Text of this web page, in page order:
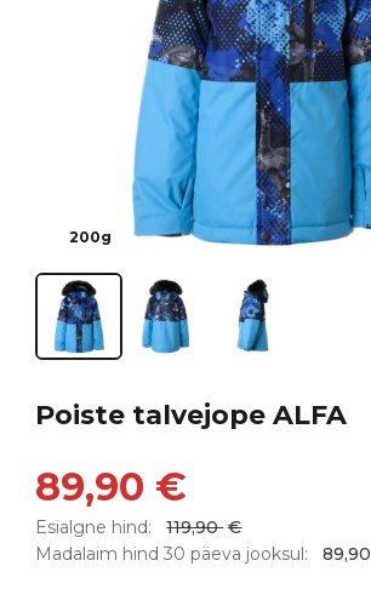
200g
Poiste talvejope ALFA
89,90 €
Esialgne hind: 119,90 €
Madalaim hind 30 päeva jooksul:
89,90